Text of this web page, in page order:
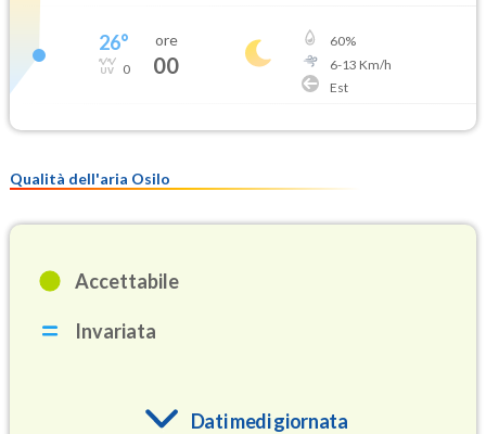
26°
0
ore
00
60%
6-13 Km/h
Est
Qualità dell'aria Osilo
Accettabile
Invariata
Dati medi giornata